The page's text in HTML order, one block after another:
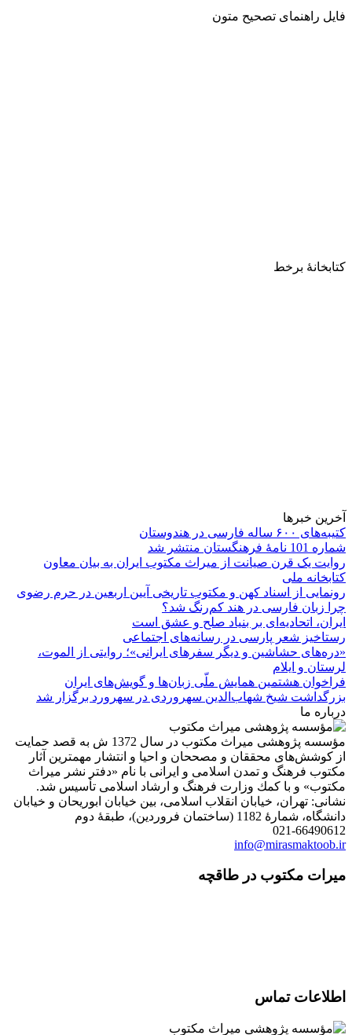
فایل راهنمای تصحیح متون
کتابخانۀ برخط
آخرین خبرها
کتیبه‌های ۶۰۰ ساله فارسی در هندوستان
شماره 101 نامۀ فرهنگستان منتشر شد
روایت یک قرن صیانت از میراث مکتوب ایران به بیان معاون
کتابخانه ملی
رونمایی از اسناد کهن و مکتوب تاریخی آیین اربعین در حرم رضوی
چرا زبان فارسی در هند کم‌رنگ شد؟
ایران، اتحادیه‌ای بر بنیاد صلح و عشق است
رستاخیز شعر پارسی در رسانه‌های اجتماعی
«دره‌های حشاشین و دیگر سفرهای ایرانی»؛ روایتی از الموت،
لرستان و ایلام
فراخوان هشتمین همایش ملّی زبان‌ها و گویش‌های ایران
بزرگداشت شیخ شهاب‌الدین سهروردی در سهرورد برگزار شد
درباره ما
مؤسسه پژوهشی میراث مكتوب در سال 1372 ش به قصد حمایت
از كوشش‌های محققان و مصححان و احیا و انتشار مهمترین آثار
مكتوب فرهنگ و تمدن اسلامی و ایرانی با نام «دفتر نشر میراث
مكتوب» و با كمك وزارت فرهنگ و ارشاد اسلامی تأسیس شد.
نشانی: تهران، خیابان انقلاب اسلامی، بین خیابان ابوریحان و خیابان
دانشگاه، شمارۀ 1182 (ساختمان فروردین)، طبقۀ دوم
021-66490612
info@mirasmaktoob.ir
میرات مکتوب در طاقچه
اطلاعات تماس